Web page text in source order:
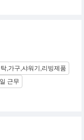
가구를 기반으로 집이
록 일상을 아름답게
,가구,샤워기,리빙제품
근무